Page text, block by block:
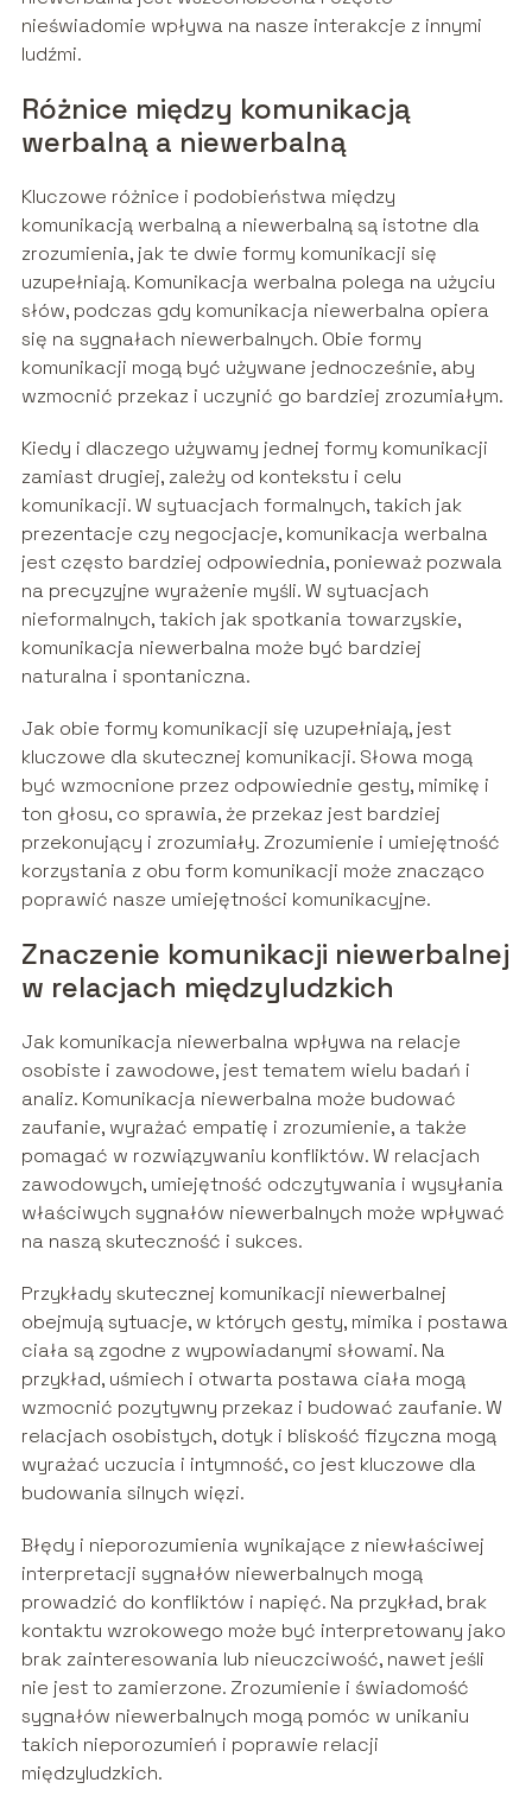
nieświadomie wpływa na nasze interakcje z innymi
ludźmi.
Różnice między komunikacją
werbalną a niewerbalną
Kluczowe różnice i podobieństwa między
komunikacją werbalną a niewerbalną są istotne dla
zrozumienia, jak te dwie formy komunikacji się
uzupełniają. Komunikacja werbalna polega na użyciu
słów, podczas gdy komunikacja niewerbalna opiera
się na sygnałach niewerbalnych. Obie formy
komunikacji mogą być używane jednocześnie, aby
wzmocnić przekaz i uczynić go bardziej zrozumiałym.
Kiedy i dlaczego używamy jednej formy komunikacji
zamiast drugiej, zależy od kontekstu i celu
komunikacji. W sytuacjach formalnych, takich jak
prezentacje czy negocjacje, komunikacja werbalna
jest często bardziej odpowiednia, ponieważ pozwala
na precyzyjne wyrażenie myśli. W sytuacjach
nieformalnych, takich jak spotkania towarzyskie,
komunikacja niewerbalna może być bardziej
naturalna i spontaniczna.
Jak obie formy komunikacji się uzupełniają, jest
kluczowe dla skutecznej komunikacji. Słowa mogą
być wzmocnione przez odpowiednie gesty, mimikę i
ton głosu, co sprawia, że przekaz jest bardziej
przekonujący i zrozumiały. Zrozumienie i umiejętność
korzystania z obu form komunikacji może znacząco
poprawić nasze umiejętności komunikacyjne.
Znaczenie komunikacji niewerbalnej
w relacjach międzyludzkich
Jak komunikacja niewerbalna wpływa na relacje
osobiste i zawodowe, jest tematem wielu badań i
analiz. Komunikacja niewerbalna może budować
zaufanie, wyrażać empatię i zrozumienie, a także
pomagać w rozwiązywaniu konfliktów. W relacjach
zawodowych, umiejętność odczytywania i wysyłania
właściwych sygnałów niewerbalnych może wpływać
na naszą skuteczność i sukces.
Przykłady skutecznej komunikacji niewerbalnej
obejmują sytuacje, w których gesty, mimika i postawa
ciała są zgodne z wypowiadanymi słowami. Na
przykład, uśmiech i otwarta postawa ciała mogą
wzmocnić pozytywny przekaz i budować zaufanie. W
relacjach osobistych, dotyk i bliskość fizyczna mogą
wyrażać uczucia i intymność, co jest kluczowe dla
budowania silnych więzi.
Błędy i nieporozumienia wynikające z niewłaściwej
interpretacji sygnałów niewerbalnych mogą
prowadzić do konfliktów i napięć. Na przykład, brak
kontaktu wzrokowego może być interpretowany jako
brak zainteresowania lub nieuczciwość, nawet jeśli
nie jest to zamierzone. Zrozumienie i świadomość
sygnałów niewerbalnych mogą pomóc w unikaniu
takich nieporozumień i poprawie relacji
międzyludzkich.